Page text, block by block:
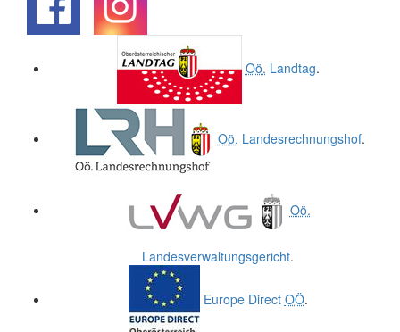
Oö. Landtag.
Oö. Landesrechnungshof.
Oö.
Landesverwaltungsgericht.
Europe Direct OÖ.